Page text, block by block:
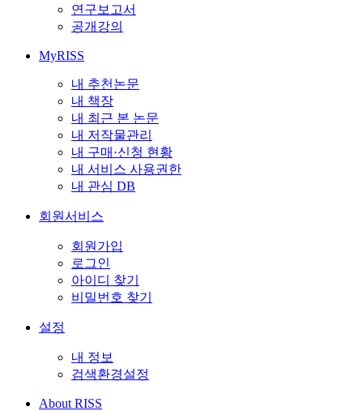
연구보고서
공개강의
MyRISS
내 추천논문
내 책장
내 최근 본 논문
내 저작물관리
내 구매·신청 현황
내 서비스 사용권한
내 관심 DB
회원서비스
회원가입
로그인
아이디 찾기
비밀번호 찾기
설정
내 정보
검색환경설정
About RISS